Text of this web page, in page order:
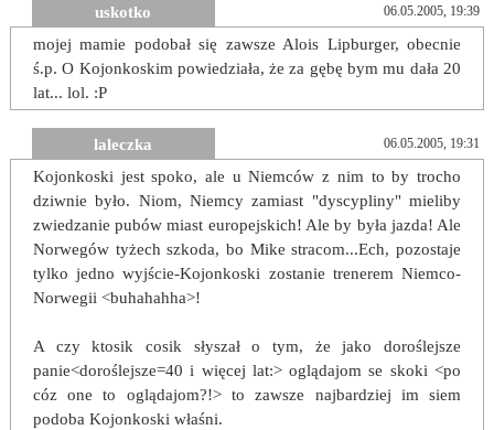
uskotko 06.05.2005, 19:39
mojej mamie podobał się zawsze Alois Lipburger, obecnie
ś.p. O Kojonkoskim powiedziała, że za gębę bym mu dała 20
lat... lol. :P
laleczka 06.05.2005, 19:31
Kojonkoski jest spoko, ale u Niemców z nim to by trocho
dziwnie było. Niom, Niemcy zamiast "dyscypliny" mieliby
zwiedzanie pubów miast europejskich! Ale by była jazda! Ale
Norwegów tyżech szkoda, bo Mike stracom...Ech, pozostaje
tylko jedno wyjście-Kojonkoski zostanie trenerem Niemco-
Norwegii <buhahahha>!
A czy ktosik cosik słyszał o tym, że jako doroślejsze
panie<doroślejsze=40 i więcej lat:> oglądajom se skoki <po
cóz one to oglądajom?!> to zawsze najbardziej im siem
podoba Kojonkoski właśni.